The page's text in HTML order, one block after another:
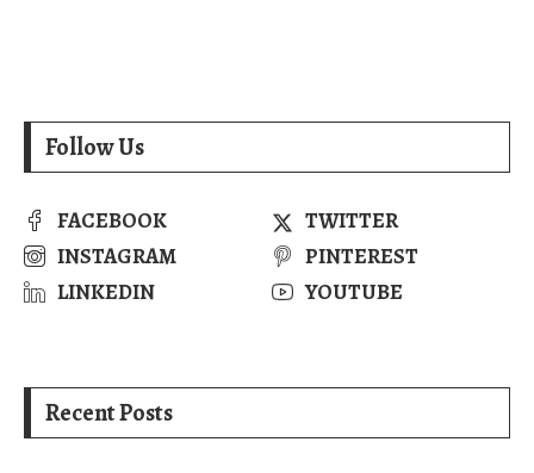
Follow Us
FACEBOOK
TWITTER
INSTAGRAM
PINTEREST
LINKEDIN
YOUTUBE
Recent Posts